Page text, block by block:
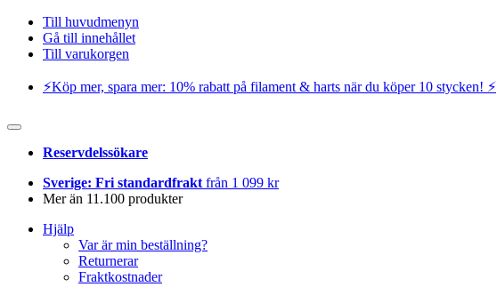
Till huvudmenyn
Gå till innehållet
Till varukorgen
⚡️Köp mer, spara mer: 10% rabatt på filament & harts när du köper 10 stycken! ⚡️
Reservdelssökare
Sverige: Fri standardfrakt från 1 099 kr
Mer än 11.100 produkter
Hjälp
Var är min beställning?
Returnerar
Fraktkostnader